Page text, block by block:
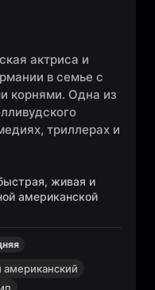
актриса и
в семье с
корнями. Одна из
триллерах и
живая и
американской